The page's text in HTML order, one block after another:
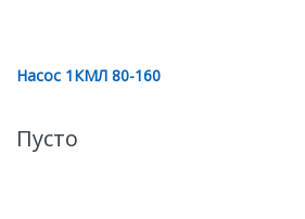
Насос 1КМЛ 80-160
Пусто